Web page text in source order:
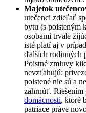
Majetok
utečenci zdieľať
bytu (s poisteným
osobami trvale
isté platí aj v
ďalších rodinných
Poistné zmluvy
nevzťahujú:
poistené nie sú a
zahrnúť. Riešením
domácnosti, ktoré
patriace práve